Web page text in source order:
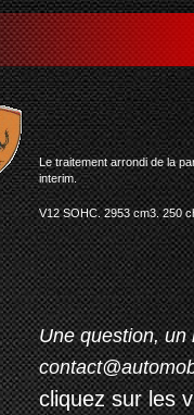
Le traitement arrondi de la
interim.
V12 SOHC. 2953 cm3. 250
Une question, un
cliquez sur les